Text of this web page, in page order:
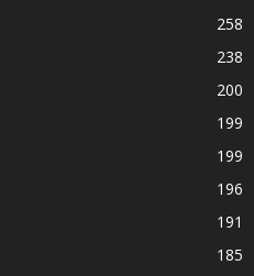
258
238
200
199
199
196
191
185